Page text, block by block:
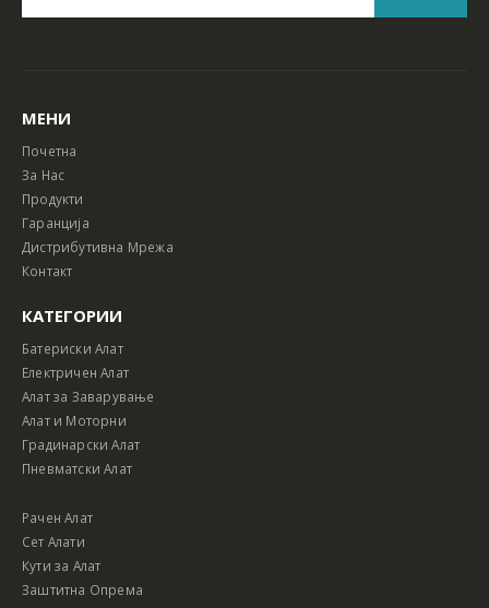
МЕНИ
Почетна
За Нас
Продукти
Гаранција
Дистрибутивна Мрежа
Контакт
КАТЕГОРИИ
Батериски Алат
Електричен Алат
Алат за Заварување
Алат и Моторни
Градинарски Алат
Пневматски Алат
Рачен Алат
Сет Алати
Кути за Алат
Заштитна Опрема